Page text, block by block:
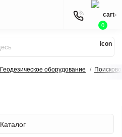
0
Геодезическое оборудование
Каталог